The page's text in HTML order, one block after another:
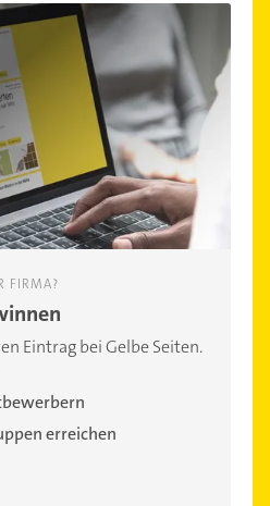
FIRMA?
Eintrag bei Gelbe Seiten.
erreichen